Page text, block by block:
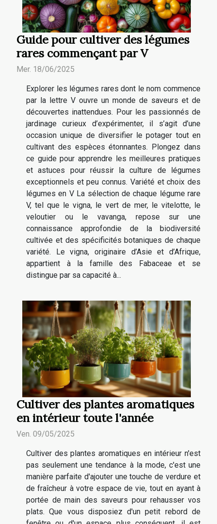
Guide pour cultiver des légumes
rares commençant par V
Mer. 18/06/2025
Explorer les légumes rares dont le nom commence
par la lettre V ouvre un monde de saveurs et de
découvertes inattendues. Pour les passionnés de
jardinage curieux d’expérimenter, il s’agit d’une
occasion unique de diversifier le potager tout en
cultivant des espèces étonnantes. Plongez dans
ce guide pour apprendre les meilleures pratiques
et astuces pour réussir la culture de légumes
exceptionnels et peu connus. Variété et choix des
légumes en V La sélection de chaque légume rare
V, tel que le vigna, le vert de mer, le vitelotte, le
veloutier ou le vavanga, repose sur une
connaissance approfondie de la biodiversité
cultivée et des spécificités botaniques de chaque
variété. Le vigna, originaire d’Asie et d’Afrique,
appartient à la famille des Fabaceae et se
distingue par sa capacité à...
Cultiver des plantes aromatiques
en intérieur toute l'année
Ven. 09/05/2025
Cultiver des plantes aromatiques en intérieur n'est
pas seulement une tendance à la mode, c'est une
manière parfaite d'ajouter une touche de verdure et
de fraîcheur à votre espace de vie, tout en ayant à
portée de main des saveurs pour rehausser vos
plats. Que vous disposiez d'un petit rebord de